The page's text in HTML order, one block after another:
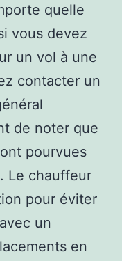
quelle
vous devez
un vol à une
contacter un
de noter que
pourvues
Le chauffeur
pour éviter
un
en